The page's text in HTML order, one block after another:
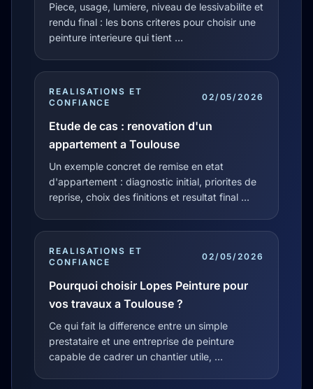
Piece, usage, lumiere, niveau de lessivabilite et
rendu final : les bons criteres pour choisir une
peinture interieure qui tient …
REALISATIONS ET
CONFIANCE
02/05/2026
Etude de cas : renovation d'un
appartement a Toulouse
Un exemple concret de remise en etat
d'appartement : diagnostic initial, priorites de
reprise, choix des finitions et resultat final …
REALISATIONS ET
CONFIANCE
02/05/2026
Pourquoi choisir Lopes Peinture pour
vos travaux a Toulouse ?
Ce qui fait la difference entre un simple
prestataire et une entreprise de peinture
capable de cadrer un chantier utile, …